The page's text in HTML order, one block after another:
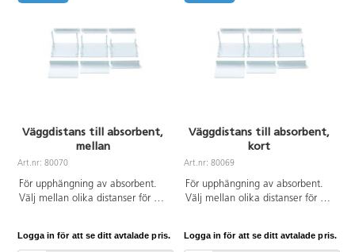
Väggdistans till absorbent,
mellan
Art.nr: 80070
För upphängning av absorbent.
Välj mellan olika distanser för att
5 cm från vägg.
Logga in för att se ditt avtalade pris.
Väggdistans till absorbent,
kort
Art.nr: 80069
För upphängning av absorbent.
Välj mellan olika distanser för att
2 cm från vägg.
Logga in för att se ditt avtalade pris.